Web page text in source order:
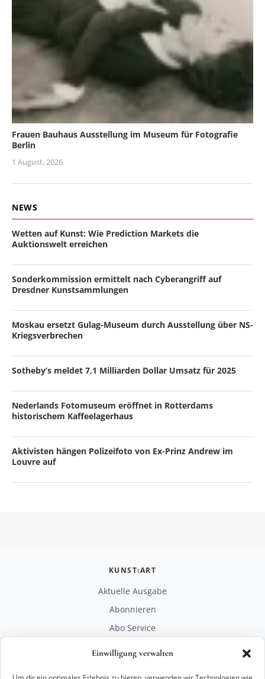
Einwilligung verwalten
Frauen Bauhaus Ausstellung im Museum für Fotografie
Berlin
1 August, 2026
NEWS
Wetten auf Kunst: Wie Prediction Markets die
Auktionswelt erreichen
Sonderkommission ermittelt nach Cyberangriff auf
Dresdner Kunstsammlungen
Moskau ersetzt Gulag-Museum durch Ausstellung über NS-
Kriegsverbrechen
Sotheby’s meldet 7,1 Milliarden Dollar Umsatz für 2025
Nederlands Fotomuseum eröffnet in Rotterdams
historischem Kaffeelagerhaus
Aktivisten hängen Polizeifoto von Ex-Prinz Andrew im
Louvre auf
KUNST:ART
Aktuelle Ausgabe
Abonnieren
Abo Service